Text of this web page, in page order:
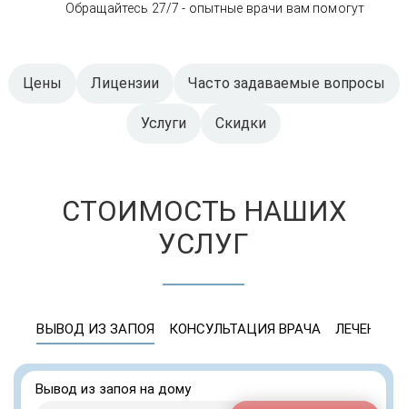
Обращайтесь 27/7 - опытные врачи вам помогут
Цены Лицензии Часто задаваемые вопросы
Услуги Скидки
СТОИМОСТЬ НАШИХ
УСЛУГ
ВЫВОД ИЗ ЗАПОЯ КОНСУЛЬТАЦИЯ ВРАЧА ЛЕЧЕНИЕ
Вывод из запоя на дому